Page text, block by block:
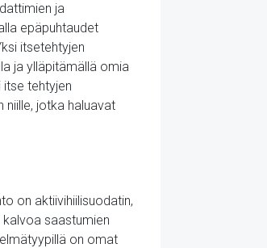
ja
epäpuhtaudet
itsetehtyjen
ja ylläpitämällä omia
tehtyjen
niille, jotka haluavat
on aktiivihiilisuodatin,
saastumien
on omat